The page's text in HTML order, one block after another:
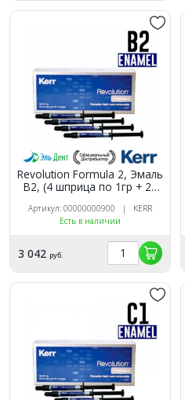
Revolution Formula 2, Эмаль
B2, (4 шприца по 1гр + 20
композитный материал,
29499, Kerr
Артикул: 00000000900 | KERR
Есть в наличии
3 042 руб.